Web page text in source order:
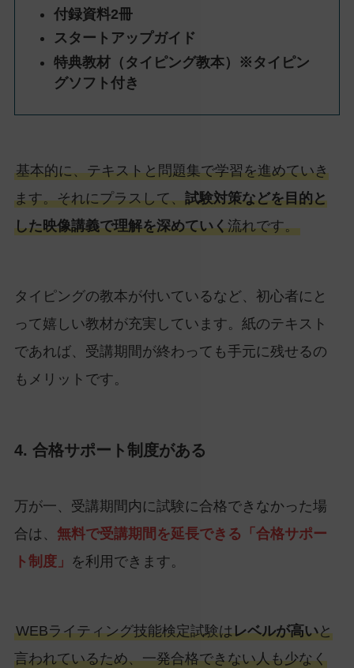
付録資料2冊
スタートアップガイド
特典教材（タイピング教本）※タイピン
グソフト付き
基本的に、テキストと問題集で学習を進めていき
ます。それにプラスして、試験対策などを目的と
した映像講義で理解を深めていく流れです。
タイピングの教本が付いているなど、初心者にと
って嬉しい教材が充実しています。紙のテキスト
であれば、受講期間が終わっても手元に残せるの
もメリットです。
4. 合格サポート制度がある
万が一、受講期間内に試験に合格できなかった場
合は、 無料で受講期間を延長できる「合格サポー
ト制度」 を利用できます。
WEBライティング技能検定試験はレベルが高いと
言われているため、一発合格できない人も少なく